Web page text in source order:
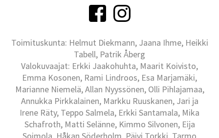
Toimituskunta: Helmut Diekmann, Jaana Ihme, Heikki
Tabell, Patrik Åberg
Valokuvaajat: Erkki Jaakohuhta, Maarit Koivisto,
Emma Kosonen, Rami Lindroos, Esa Marjamäki,
Marianne Niemelä, Allan Nyyssönen, Olli Pihlajamaa,
Annukka Pirkkalainen, Markku Ruuskanen, Jari ja
Irene Räty, Teppo Salmela, Erkki Santamala, Mika
Schafroth, Matti Selänne, Kimmo Silvonen, Eija